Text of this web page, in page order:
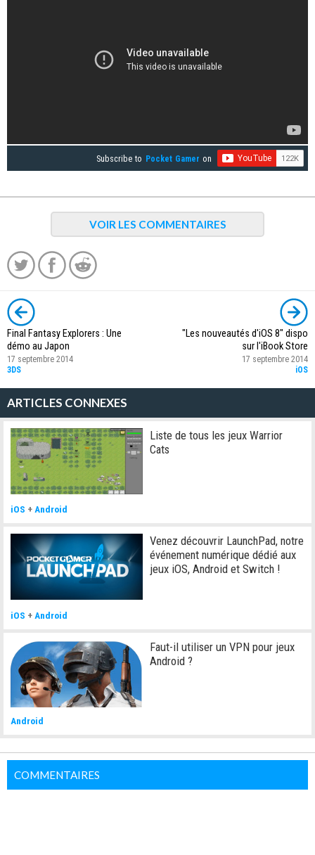
Subscribe to Pocket Gamer on
VOIR LES COMMENTAIRES
Final Fantasy Explorers : Une
démo au Japon
17 septembre 2014
3DS
"Les nouveautés d'iOS 8" dispo
sur l'iBook Store
17 septembre 2014
iOS
ARTICLES CONNEXES
Liste de tous les jeux Warrior
Cats
iOS +Android
Venez découvrir LaunchPad, notre
événement numérique dédié aux
jeux iOS, Android et Switch !
iOS + Android
Faut-il utiliser un VPN pour jeux
Android ?
Android
COMMENTAIRES